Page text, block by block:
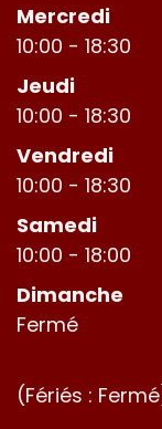
Mercredi
10:00 - 18:30
Jeudi
10:00 - 18:30
Vendredi
10:00 - 18:30
Samedi
10:00 - 18:00
Dimanche
Fermé
(Fériés :